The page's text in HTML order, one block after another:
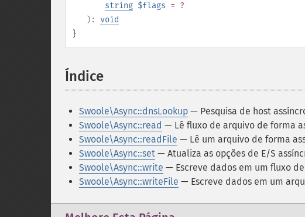
string $flags = ?
): void
}
Índice
Swoole\Async::dnsLookup — Pesquisa de host
Swoole\Async::read — Lê fluxo de arquivo de forma
Swoole\Async::readFile — Lê um arquivo de forma
Swoole\Async::set — Atualiza as opções de E/S
Swoole\Async::write — Escreve dados em um fluxo
Swoole\Async::writeFile — Escreve dados em um